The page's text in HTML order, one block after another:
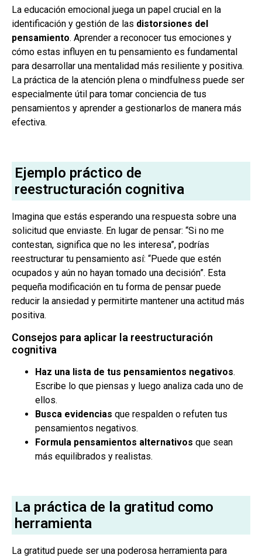
La educación emocional juega un papel crucial en la
identificación y gestión de las distorsiones del
pensamiento. Aprender a reconocer tus emociones y
cómo estas influyen en tu pensamiento es fundamental
para desarrollar una mentalidad más resiliente y positiva.
La práctica de la atención plena o mindfulness puede ser
especialmente útil para tomar conciencia de tus
pensamientos y aprender a gestionarlos de manera más
efectiva.
Ejemplo práctico de
reestructuración cognitiva
Imagina que estás esperando una respuesta sobre una
solicitud que enviaste. En lugar de pensar: “Si no me
contestan, significa que no les interesa”, podrías
reestructurar tu pensamiento así: “Puede que estén
ocupados y aún no hayan tomado una decisión”. Esta
pequeña modificación en tu forma de pensar puede
reducir la ansiedad y permitirte mantener una actitud más
positiva.
Consejos para aplicar la reestructuración
cognitiva
Haz una lista de tus pensamientos negativos.
Escribe lo que piensas y luego analiza cada uno de
ellos.
Busca evidencias que respalden o refuten tus
pensamientos negativos.
Formula pensamientos alternativos que sean
más equilibrados y realistas.
La práctica de la gratitud como
herramienta
La gratitud puede ser una poderosa herramienta para